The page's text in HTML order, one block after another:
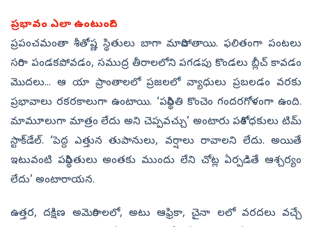
ప్రభావం ఎలా ఉంటుంది?
ప్రపంచమంతా శీతోష్ణ స్థితులు బాగా మారిపోతాయి. ఫలితంగా పంటలు
సరిగా పండకపోవడం, సముద్ర తీరాలలోని పగడపు కొండలు బ్లీచ్‌ కావడం
మొదలు... ఆ యా ప్రాంతాలలో ప్రజలలో వ్యాధులు ప్రబలడం వరకు
ప్రభావాలు రకరకాలుగా ఉంటాయి. ‘పరిస్థితి కొంచెం గందరగోళంగా ఉంది.
మామూలుగా మాత్రం లేదు అని చెప్పవచ్చు’ అంటారు పరిశోధకులు టిమ్‌
స్టాక్‌డేల్‌. ‘పెద్ద ఎత్తున తుపానులు, వర్షాలు రావాలని లేదు. అయితే
ఇటువంటి పరిస్థితులు అంతకు ముందు లేని చోట్ల ఏర్పడితే ఆశ్చర్యం
లేదు’ అంటారాయన.
ఉత్తర, దక్షిణ అమెరికాలలో, అటు ఆఫ్రికా, చైనా లలో వరదలు వచ్చే